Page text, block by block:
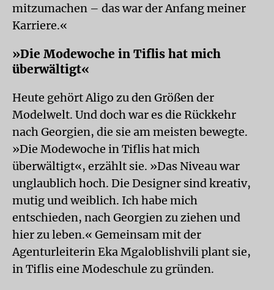
mitzumachen – das war der Anfang meiner
Karriere.«
»Die Modewoche in Tiflis hat mich
überwältigt«
Heute gehört Aligo zu den Größen der
Modelwelt. Und doch war es die Rückkehr
nach Georgien, die sie am meisten bewegte.
»Die Modewoche in Tiflis hat mich
überwältigt«, erzählt sie. »Das Niveau war
unglaublich hoch. Die Designer sind kreativ,
mutig und weiblich. Ich habe mich
entschieden, nach Georgien zu ziehen und
hier zu leben.« Gemeinsam mit der
Agenturleiterin Eka Mgaloblishvili plant sie,
in Tiflis eine Modeschule zu gründen.